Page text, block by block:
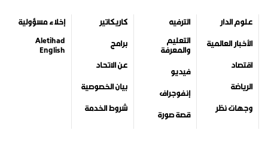
علوم الدار
الأخبار العالمية
اقتصاد
الرياضة
وجهات نظر
الترفيه
التعليم
والمعرفة
فيديو
إنفوجراف
قصة صورة
كاريكاتير
برامج
عن الاتحاد
بيان الخصوصية
شروط الخدمة
إخلاء مسؤولية
Aletihad
English